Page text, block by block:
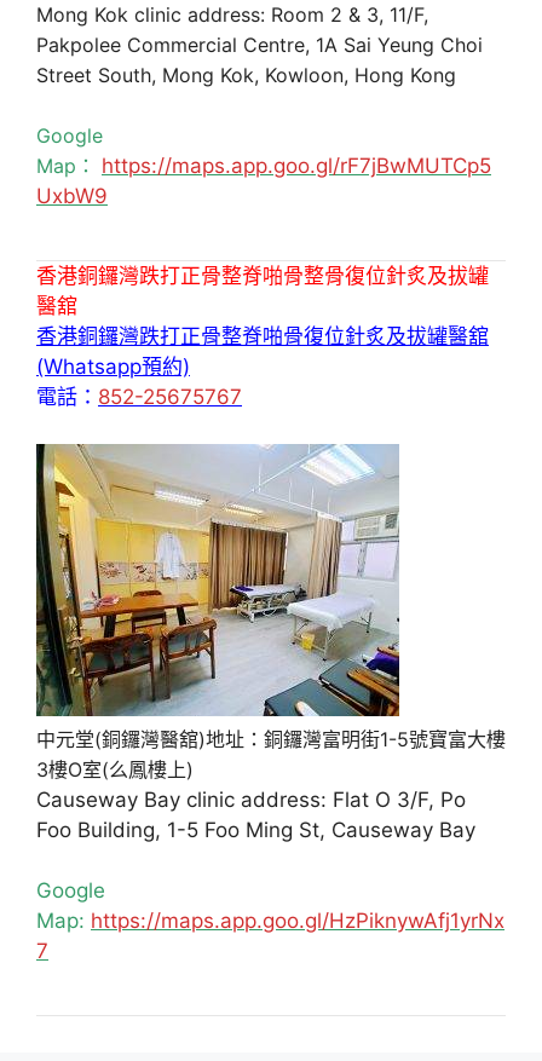
Mong Kok clinic address: Room 2 & 3, 11/F,
Pakpolee Commercial Centre, 1A Sai Yeung Choi
Street South, Mong Kok, Kowloon, Hong Kong
Google
Map： https://maps.app.goo.gl/rF7jBwMUTCp5
UxbW9
香港銅鑼灣跌打正骨整脊啪骨整骨復位針炙及拔罐
醫舘
香港銅鑼灣跌打正骨整脊啪骨復位針炙及拔罐醫舘
(Whatsapp預約)
電話： 852-25675767
中元堂(銅鑼灣醫舘)地址：銅鑼灣富明街1-5號寶富大樓
3樓O室(么鳳樓上)
Causeway Bay clinic address: Flat O 3/F, Po
Foo Building, 1-5 Foo Ming St, Causeway Bay
Google
Map: https://maps.app.goo.gl/HzPiknywAfj1yrNx
7